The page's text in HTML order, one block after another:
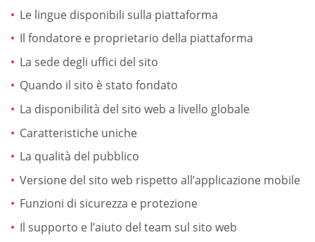
Le lingue disponibili sulla piattaforma
Il fondatore e proprietario della piattaforma
La sede degli uffici del sito
Quando il sito è stato fondato
La disponibilità del sito web a livello globale
Caratteristiche uniche
La qualità del pubblico
Versione del sito web rispetto all’applicazione mobile
Funzioni di sicurezza e protezione
Il supporto e l’aiuto del team sul sito web